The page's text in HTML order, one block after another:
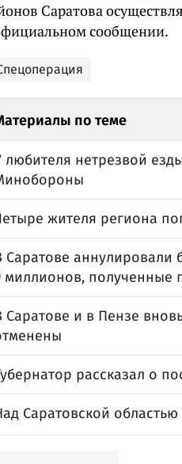
Саратова
сообщении.
по теме
любителя нетрезвой
жителя региона
Саратове аннулировали
миллионов, полученные
Саратове и в Пензе
рассказал о
Саратовской